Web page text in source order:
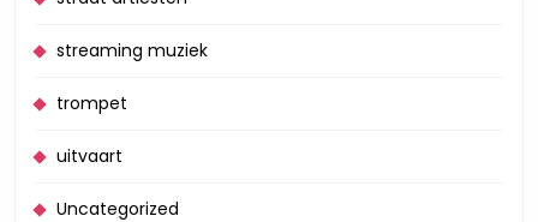
streaming muziek
trompet
uitvaart
Uncategorized